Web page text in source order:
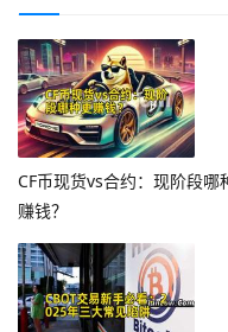
CF币现货vs合约：现阶段哪
赚钱？